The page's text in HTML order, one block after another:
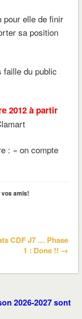
pour elle de finir
sa position
faille du public
2012 à partir
: « on compte
vos amis!
CDF J7 … Phase
1 : Done !! →
2026-2027 sont